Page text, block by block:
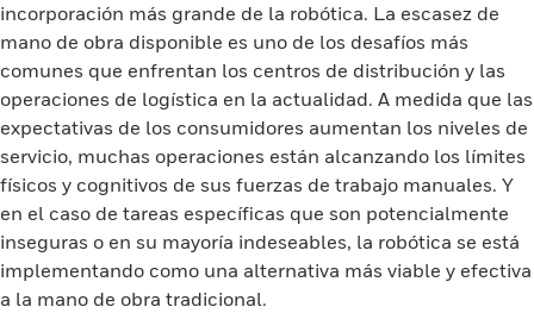
incorporación más grande de la robótica. La escasez de
mano de obra disponible es uno de los desafíos más
comunes que enfrentan los centros de distribución y las
operaciones de logística en la actualidad. A medida que las
expectativas de los consumidores aumentan los niveles de
servicio, muchas operaciones están alcanzando los límites
físicos y cognitivos de sus fuerzas de trabajo manuales. Y
en el caso de tareas específicas que son potencialmente
inseguras o en su mayoría indeseables, la robótica se está
implementando como una alternativa más viable y efectiva
a la mano de obra tradicional.